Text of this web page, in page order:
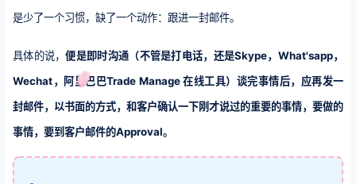
是少了一个习惯，缺了一个动作：跟进一封邮件。
具体的说，便是即时沟通（不管是打电话，还是Skype，What'sapp，
Wechat，阿里巴巴Trade Manage 在线工具）谈完事情后，应再发一
封邮件，以书面的方式，和客户确认一下刚才说过的重要的事情，要做的
事情，要到客户邮件的Approval。